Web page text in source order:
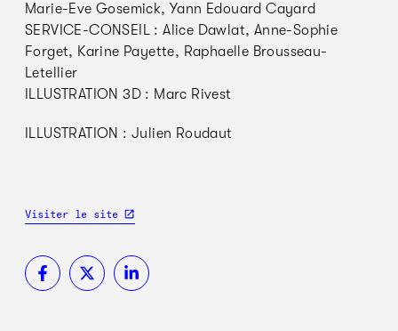
Marie-Eve Gosemick, Yann Edouard Cayard
SERVICE-CONSEIL : Alice Dawlat, Anne-Sophie
Forget, Karine Payette, Raphaelle Brousseau-
Letellier
ILLUSTRATION 3D : Marc Rivest
ILLUSTRATION : Julien Roudaut
Visiter le site